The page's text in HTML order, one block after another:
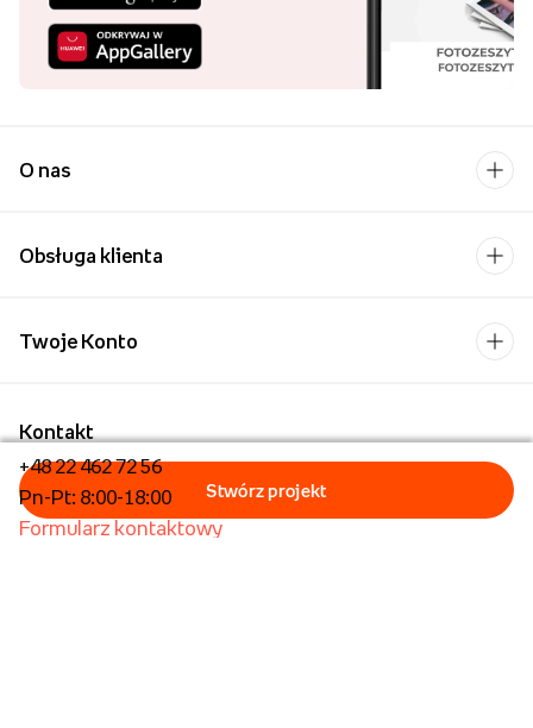
O nas
Obsługa klienta
Kontakt
+48 22 462 72 56
Pn-Pt: 8:00-18:00
Formularz kontaktowy
Twoje Konto